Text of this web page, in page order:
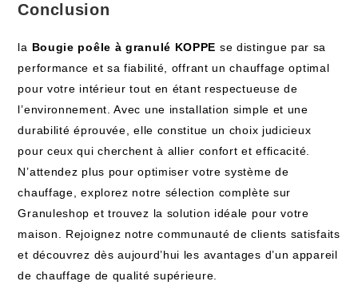
Conclusion
la Bougie poêle à granulé KOPPE se distingue par sa
performance et sa fiabilité, offrant un chauffage optimal
pour votre intérieur tout en étant respectueuse de
l’environnement. Avec une installation simple et une
durabilité éprouvée, elle constitue un choix judicieux
pour ceux qui cherchent à allier confort et efficacité.
N’attendez plus pour optimiser votre système de
chauffage, explorez notre sélection complète sur
Granuleshop et trouvez la solution idéale pour votre
maison. Rejoignez notre communauté de clients satisfaits
et découvrez dès aujourd’hui les avantages d’un appareil
de chauffage de qualité supérieure.